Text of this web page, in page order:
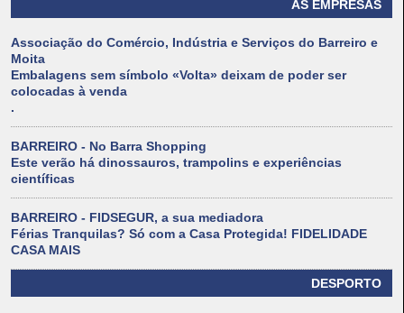
AS EMPRESAS
Associação do Comércio, Indústria e Serviços do Barreiro e
Moita
Embalagens sem símbolo «Volta» deixam de poder ser
colocadas à venda
.
BARREIRO - No Barra Shopping
Este verão há dinossauros, trampolins e experiências
científicas
BARREIRO - FIDSEGUR, a sua mediadora
Férias Tranquilas? Só com a Casa Protegida! FIDELIDADE
CASA MAIS
DESPORTO